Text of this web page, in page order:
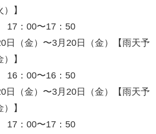
】
：00〜17：50
（金）〜3月20日（金）【雨天予
】
：00〜16：50
（金）〜3月20日（金）【雨天予
】
：00〜17：50